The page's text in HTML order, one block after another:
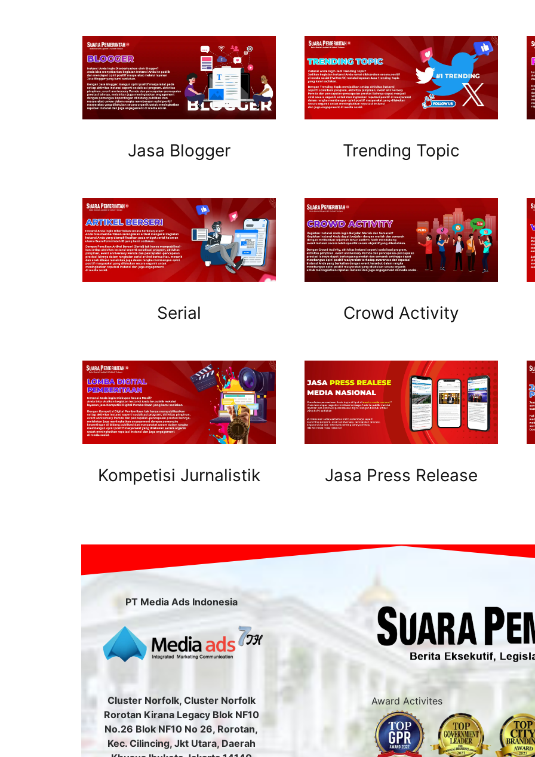
Jasa Blogger
Serial
Kompetisi Jurnalistik
Trending Topic
Crowd Activity
Jasa Press Release
PT Media Ads Indonesia
Cluster Norfolk, Cluster Norfolk
Rorotan Kirana Legacy Blok NF10
No.26 Blok NF10 No 26, Rorotan,
Kec. Cilincing, Jkt Utara, Daerah
Award Activites